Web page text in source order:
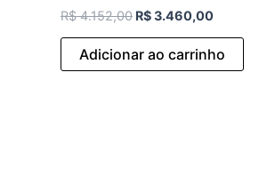
R$4.152,00 R$3.460,00
Adicionar ao carrinho